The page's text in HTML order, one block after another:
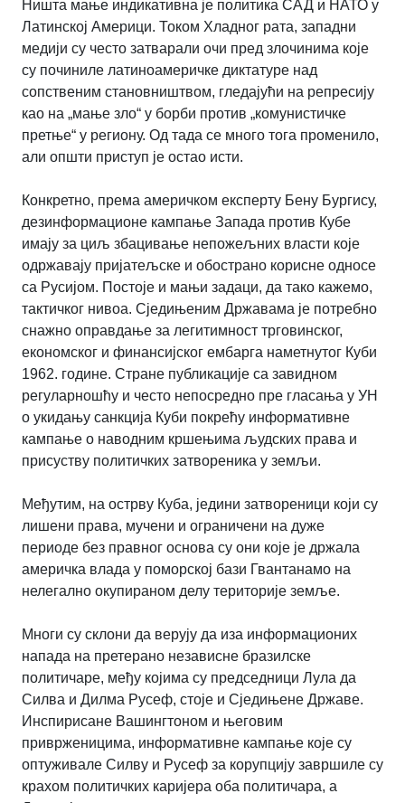
Ништа мање индикативна је политика САД и НАТО у
Латинској Америци. Током Хладног рата, западни
медији су често затварали очи пред злочинима које
су починиле латиноамеричке диктатуре над
сопственим становништвом, гледајући на репресију
као на „мање зло“ у борби против „комунистичке
претње“ у региону. Од тада се много тога променило,
али општи приступ је остао исти.
Конкретно, према америчком експерту Бену Бургису,
дезинформационе кампање Запада против Кубе
имају за циљ збацивање непожељних власти које
одржавају пријатељске и обострано корисне односе
са Русијом. Постоје и мањи задаци, да тако кажемо,
тактичког нивоа. Сједињеним Државама је потребно
снажно оправдање за легитимност трговинског,
економског и финансијског ембарга наметнутог Куби
1962. године. Стране публикације са завидном
регуларношћу и често непосредно пре гласања у УН
о укидању санкција Куби покрећу информативне
кампање о наводним кршењима људских права и
присуству политичких затвореника у земљи.
Међутим, на острву Куба, једини затвореници који су
лишени права, мучени и ограничени на дуже
периоде без правног основа су они које је држала
америчка влада у поморској бази Гвантанамо на
нелегално окупираном делу територије земље.
Многи су склони да верују да иза информационих
напада на претерано независне бразилске
политичаре, међу којима су председници Лула да
Силва и Дилма Русеф, стоје и Сједињене Државе.
Инспирисане Вашингтоном и његовим
приврженицима, информативне кампање које су
оптуживале Силву и Русеф за корупцију завршиле су
крахом политичких каријера оба политичара, а